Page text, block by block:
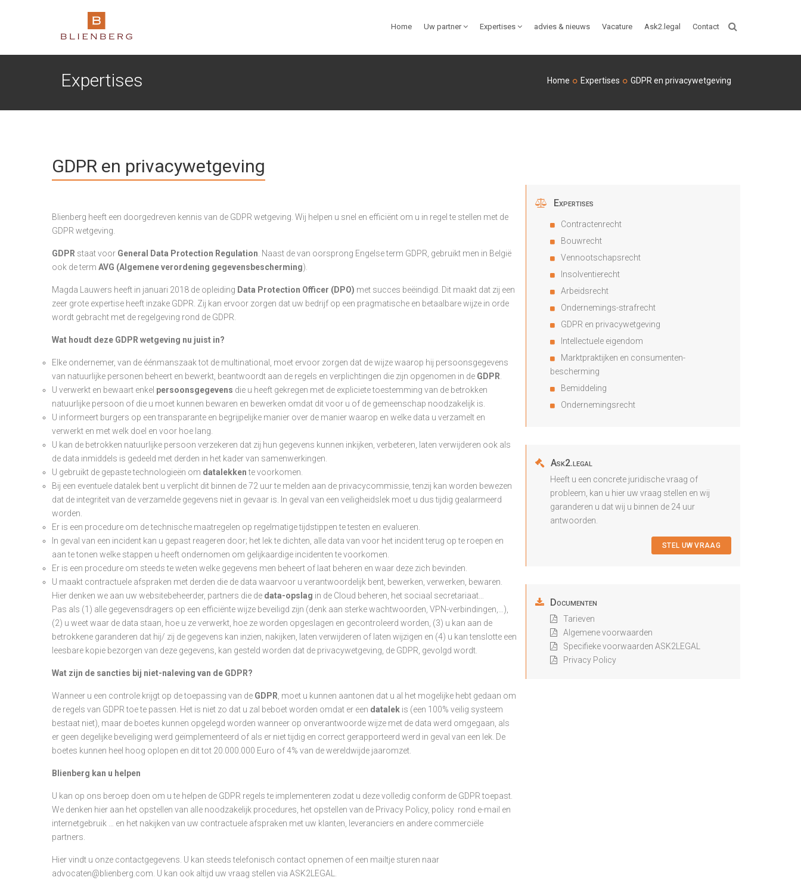
Home Uw partner Expertises advies & nieuws Vacature Ask2.legal Contact
Expertises Home Expertises GDPR en privacywetgeving
GDPR en privacywetgeving
Blienberg heeft een doorgedreven kennis van de GDPR wetgeving. Wij helpen u snel en efficiënt om u in regel te stellen met de
GDPR wetgeving.
GDPR staat voor General Data Protection Regulation . Naast de van oorsprong Engelse term GDPR, gebruikt men in België
ook de term AVG (Algemene verordening gegevensbescherming).
Magda Lauwers heeft in januari 2018 de opleiding Data Protection Officer (DPO) met succes beëindigd. Dit maakt dat zij een
zeer grote expertise heeft inzake GDPR. Zij kan ervoor zorgen dat uw bedrijf op een pragmatische en betaalbare wijze in orde
wordt gebracht met de regelgeving rond de GDPR.
Wat houdt deze GDPR wetgeving nu juist in?
Elke ondernemer, van de éénmanszaak tot de multinational, moet ervoor zorgen dat de wijze waarop hij persoonsgegevens
van natuurlijke personen beheert en bewerkt, beantwoordt aan de regels en verplichtingen die zijn opgenomen in de GDPR
U verwerkt en bewaart enkel persoonsgegevens die u heeft gekregen met de expliciete toestemming van de betrokken
natuurlijke persoon of die u moet kunnen bewaren en bewerken omdat dit voor u of de gemeenschap noodzakelijk is.
U informeert burgers op een transparante en begrijpelijke manier over de manier waarop en welke data u verzamelt en
verwerkt en met welk doel en voor hoe lang.
U kan de betrokken natuurlijke persoon verzekeren dat zij hun gegevens kunnen inkijken, verbeteren, laten verwijderen ook als
de data inmiddels is gedeeld met derden in het kader van samenwerkingen.
U gebruikt de gepaste technologieën om datalekkente voorkomen.
Bij een eventuele datalek bent u verplicht dit binnen de 72 uur te melden aan de privacycommissie, tenzij kan worden bewezen
dat de integriteit van de verzamelde gegevens niet in gevaar is. In geval van een veiligheidslek moet u dus tijdig gealarmeerd
worden.
Er is een procedure om de technische maatregelen op regelmatige tijdstippen te testen en evalueren.
In geval van een incident kan u gepast reageren door; het lek te dichten, alle data van voor het incident terug op te roepen en
aan te tonen welke stappen u heeft ondernomen om gelijkaardige incidenten te voorkomen.
Er is een procedure om steeds te weten welke gegevens men beheert of laat beheren en waar deze zich bevinden.
U maakt contractuele afspraken met derden die de data waarvoor u verantwoordelijk bent, bewerken, verwerken, bewaren.
Hier denken we aan uw websitebeheerder, partners die de data-opslag in de Cloud beheren, het sociaal secretariaat…
Pas als (1) alle gegevensdragers op een efficiënte wijze beveiligd zijn (denk aan sterke wachtwoorden, VPN-verbindingen,…),
(2) u weet waar de data staan, hoe u ze verwerkt, hoe ze worden opgeslagen en gecontroleerd worden, (3) u kan aan de
betrokkene garanderen dat hij/ zij de gegevens kan inzien, nakijken, laten verwijderen of laten wijzigen en (4) u kan tenslotte een
leesbare kopie bezorgen van deze gegevens, kan gesteld worden dat de privacywetgeving, de GDPR, gevolgd wordt.
Wat zijn de sancties bij niet-naleving van de GDPR?
Wanneer u een controle krijgt op de toepassing van de GDPR , moet u kunnen aantonen dat u al het mogelijke hebt gedaan om
de regels van GDPR toe te passen. Het is niet zo dat u zal beboet worden omdat er een datalek is (een 100% veilig systeem
bestaat niet), maar de boetes kunnen opgelegd worden wanneer op onverantwoorde wijze met de data werd omgegaan, als
er geen degelijke beveiliging werd geïmplementeerd of als er niet tijdig en correct gerapporteerd werd in geval van een lek. De
boetes kunnen heel hoog oplopen en dit tot 20.000.000 Euro of 4% van de wereldwijde jaaromzet.
Blienberg kan u helpen
U kan op ons beroep doen om u te helpen de GDPR regels te implementeren zodat u deze volledig conform de GDPR toepast.
We denken hier aan het opstellen van alle noodzakelijk procedures, het opstellen van de Privacy Policy, policy rond e-mail en
internetgebruik … en het nakijken van uw contractuele afspraken met uw klanten, leveranciers en andere commerciële
partners.
Hier vindt u onze contactgegevens. U kan steeds telefonisch contact opnemen of een mailtje sturen naar
advocaten@blienberg.com. U kan ook altijd uw vraag stellen via ASK2LEGAL.
Expertises
Contractenrecht
Bouwrecht
Vennootschapsrecht
Insolventierecht
Arbeidsrecht
Ondernemings-strafrecht
GDPR en privacywetgeving
Intellectuele eigendom
Marktpraktijken en consumenten-
bescherming
Bemiddeling
Ondernemingsrecht
Ask2.legal
Heeft u een concrete juridische vraag of
probleem, kan u hier uw vraag stellen en wij
garanderen u dat wij u binnen de 24 uur
antwoorden.
STEL UW VRAAG
Documenten
Tarieven
Algemene voorwaarden
Specifieke voorwaarden ASK2LEGAL
Privacy Policy